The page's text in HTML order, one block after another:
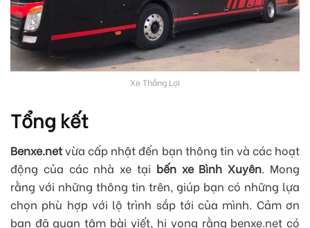
Xe Thắng Lợi
Tổng kết
Benxe.netvừa cấp nhật đến bạn thông tin và các hoạt
động của các nhà xe tại bến xe Bình Xuyên. Mong
rằng với những thông tin trên, giúp bạn có những lựa
chọn phù hợp với lộ trình sắp tới của mình. Cảm ơn
bạn đã quan tâm bài viết, hi vọng rằng benxe.net có